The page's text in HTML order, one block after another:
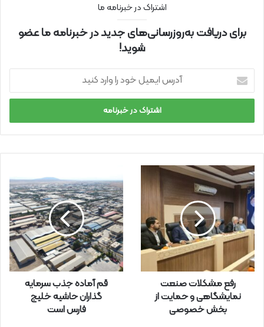
اشتراک در خبرنامه ما
برای دریافت به‌روزرسانی‌های جدید در خبرنامه ما عضو
شوید!
ر
ا
ی
ل
خ
و
د
ر
ا
و
ا
ر
رفع مشکلات صنعت
نمایشگاهی و حمایت از
بخش خصوصی
قم آماده جذب سرمایه
گذاران حاشیه خلیج
فارس است